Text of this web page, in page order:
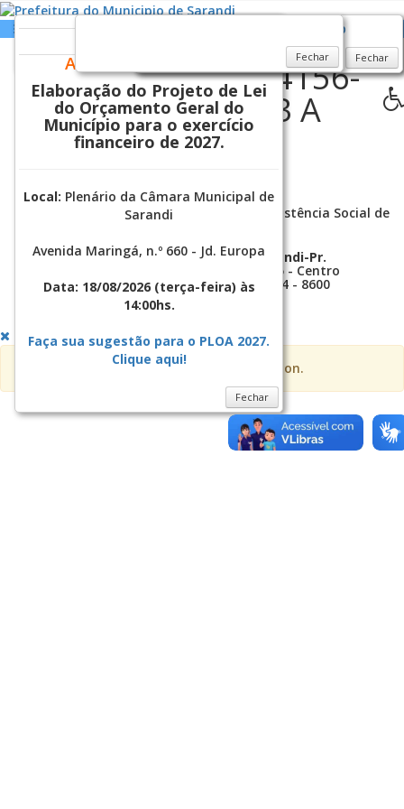
PORTARIA CMAS 4156-
2024 BIÊNIO 2023 A
2025
26/09/2024
Composição do Conselho Municipal de Assistência Social de
Prefeitura do Município de Sarandi-Pr.
Rua: José Emiliano de Gusmão, 565 - Centro
CEP. 87111-230 Fone/Fax: (44) 3264 - 8600
CNPJ: 78.200.482/0001-10
Sarandi-Pr./2026
Please publish modules inoffcanvas position.
AUDIÊNCIA PÚBLICA
Elaboração do Projeto de Lei
do Orçamento Geral do
Município para o exercício
financeiro de 2027.
Local: Plenário da Câmara Municipal de
Sarandi
Avenida Maringá, n.º 660 - Jd. Europa
Data: 18/08/2026 (terça-feira) às
14:00hs.
Faça sua sugestão para o PLOA 2027.
Clique aqui!
Fechar
Fechar
Fechar
Fechar